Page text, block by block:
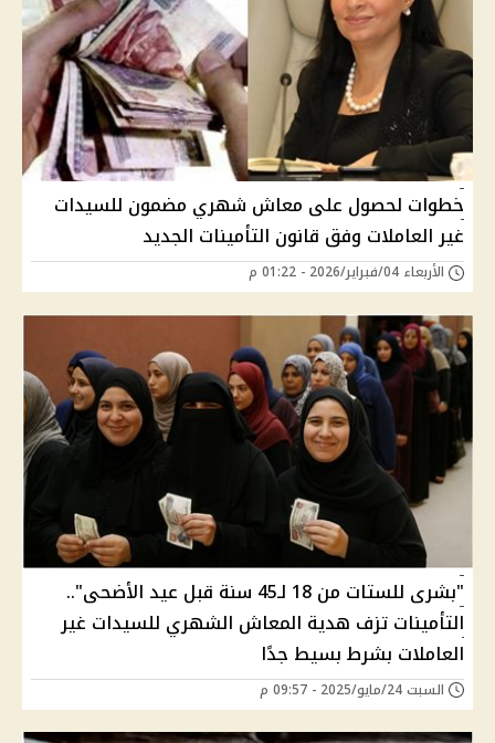
خطوات لحصول على معاش شهري مضمون للسيدات
غير العاملات وفق قانون التأمينات الجديد
الأربعاء 04/فبراير/2026 - 01:22 م
"بشرى للستات من 18 لـ45 سنة قبل عيد الأضحى"..
التأمينات تزف هدية المعاش الشهري للسيدات غير
العاملات بشرط بسيط جدًا
السبت 24/مايو/2025 - 09:57 م